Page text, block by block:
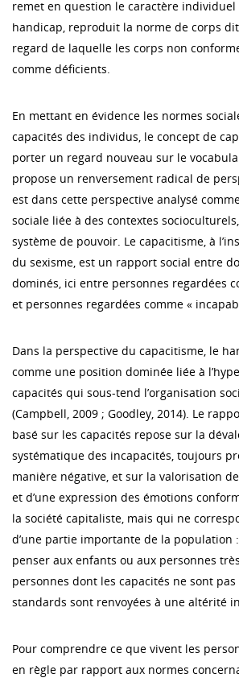
remet en question le caractère
handicap, reproduit la norme de corps
regard de laquelle les corps non
comme déficients.
En mettant en évidence les normes
capacités des individus, le concept de
porter un regard nouveau sur le
propose un renversement radical de
est dans cette perspective analysé
sociale liée à des contextes
système de pouvoir. Le capacitisme, à
du sexisme, est un rapport social entre
dominés, ici entre personnes regardées
et personnes regardées comme «
Dans la perspective du capacitisme, le
comme une position dominée liée à
capacités qui sous-tend l’organisation
(Campbell, 2009 ; Goodley, 2014). Le
basé sur les capacités repose sur la
systématique des incapacités, toujours
manière négative, et sur la valorisation
et d’une expression des émotions
la société capitaliste, mais qui ne
d’une partie importante de la population
penser aux enfants ou aux personnes
personnes dont les capacités ne sont pas
standards sont renvoyées à une altérité
Pour comprendre ce que vivent les
en règle par rapport aux normes